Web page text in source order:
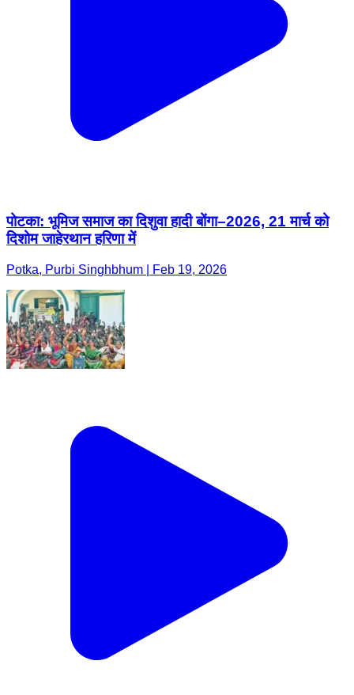
पोटका: भूमिज समाज का दिशुवा हादी बोंगा–2026, 21 मार्च को
दिशोम जाहेरथान हरिणा में
Potka, Purbi Singhbhum | Feb 19, 2026